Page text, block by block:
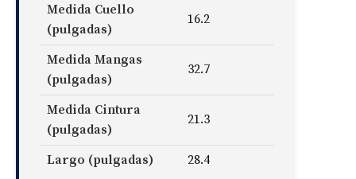
Medida Cuello
(pulgadas)
16.2
Medida Mangas
(pulgadas)
32.7
Medida Cintura
(pulgadas)
21.3
Largo (pulgadas) 28.4